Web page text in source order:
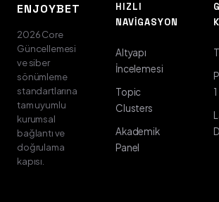
ENJOYBET
2026 Core
Güncellemesi
ve siber
sönümleme
standartlarına
tam uyumlu
kurumsal
bağlantı ve
doğrulama
kapısı.
HIZLI
NAVIGASYON
Altyapı
İncelemesi
Topic
Clusters
Akademik
Panel
1